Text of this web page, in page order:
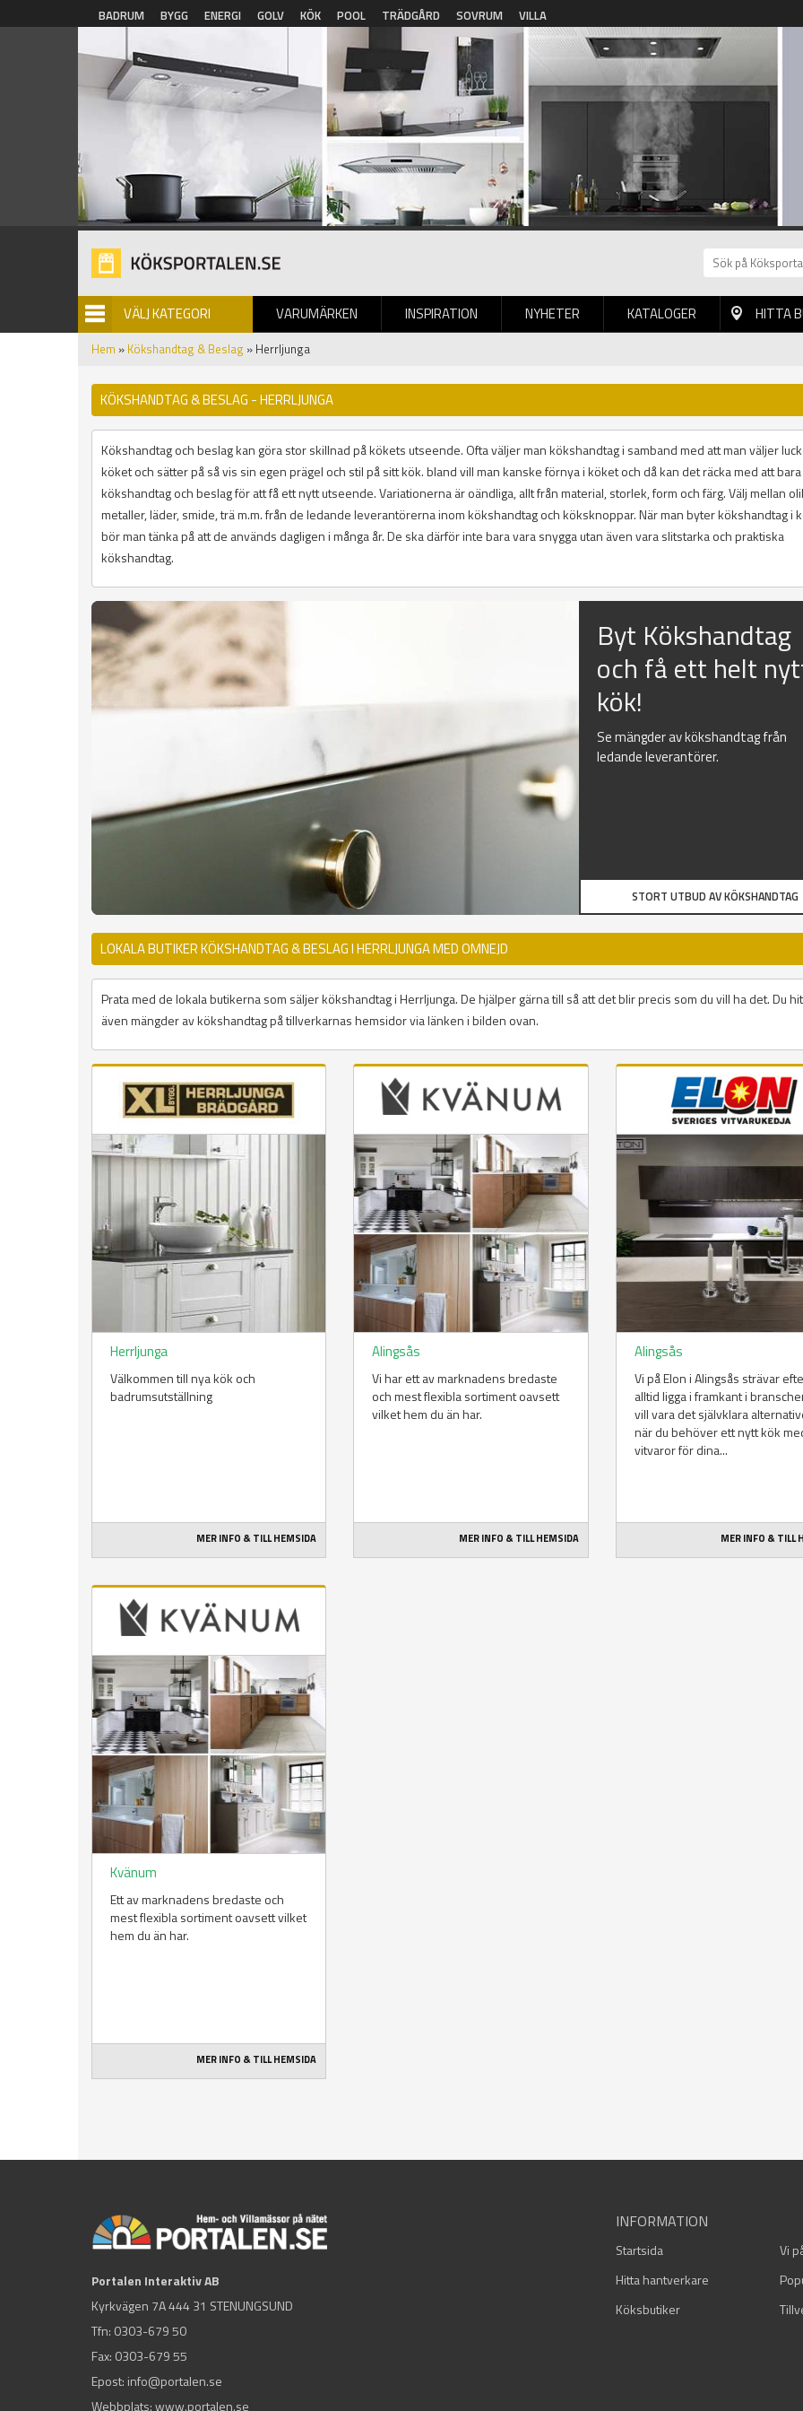
Hoppa till huvudinnehåll
BADRUM BYGG ENERGI GOLV KÖK POOL TRÄDGÅRD SOVRUM VILLA
VÄLJ KATEGORI VARUMÄRKEN INSPIRATION NYHETER
BILDGALLERI KATALOGER HITTA
Hem » Kökshandtag & Beslag » Herrljunga
KÖKSHANDTAG & BESLAG - HERRLJUNGA
Kökshandtag och beslag kan göra stor skillnad på kökets utseende. Ofta väljer man kökshandtag i samband med att man väljer
köket och sätter på så vis sin egen prägel och stil på sitt kök. bland vill man kanske förnya i köket och då kan det räcka med att
kökshandtag och beslag för att få ett nytt utseende. Variationerna är oändliga, allt från material, storlek, form och färg. Välj mellan
metaller, läder, smide, trä m.m. från de ledande leverantörerna inom kökshandtag och köksknoppar. När man byter kökshandtag i
bör man tänka på att de används dagligen i många år. De ska därför inte bara vara snygga utan även vara slitstarka och praktiska
kökshandtag.
Byt Kökshandtag
och få ett helt
kök!
Se mängder av kökshandtag från
ledande leverantörer.
STORT UTBUD AV KÖKSHANDTAG
LOKALA BUTIKER KÖKSHANDTAG & BESLAG I HERRLJUNGA MED OMNEJD
Prata med de lokala butikerna som säljer kökshandtag i Herrljunga. De hjälper gärna till så att det blir precis som du vill ha det. Du
även mängder av kökshandtag på tillverkarnas hemsidor via länken i bilden ovan.
Herrljunga
Välkommen till nya kök och
badrumsutställning
MER INFO & TILL HEMSIDA
Alingsås
Vi har ett av marknadens bredaste
och mest flexibla sortiment oavsett
vilket hem du än har.
MER INFO & TILL HEMSIDA
Alingsås
Vi på Elon i Alingsås strävar
alltid ligga i framkant i
vill vara det självklara
när du behöver ett nytt kök
vitvaror för dina...
MER INFO & TILL
Kvänum
Ett av marknadens bredaste och
mest flexibla sortiment oavsett vilket
hem du än har.
MER INFO & TILL HEMSIDA
Portalen Interaktiv AB
Kyrkvägen 7A 444 31 STENUNGSUND
Tfn: 0303-679 50
Fax: 0303-679 55
Epost: info@portalen.se
Webbplats: www.portalen.se
INFORMATION
Startsida
Vi
Hitta hantverkare
Köksbutiker